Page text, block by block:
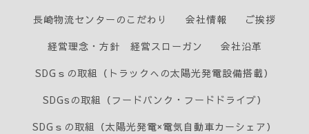
長崎物流センターのこだわり
会社情報
ご挨拶
経営理念・方針 経営スローガン
会社沿革
SDGｓの取組（トラックへの太陽光発電設備搭載）
SDGsの取組（フードバンク・フードドライブ）
SDGｓの取組（太陽光発電×電気自動車カーシェア）